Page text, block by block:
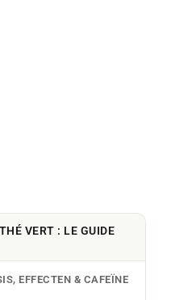
VERT : LE GUIDE
EFFECTEN & CAFEÏNE